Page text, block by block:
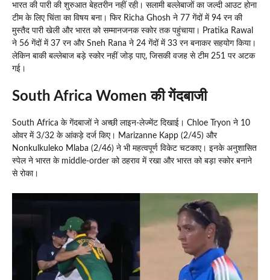
भारत की पारी की शुरुआत बेहतरीन नहीं रही। सलामी बल्लेबाजों का जल्दी आउट होना
टीम के लिए चिंता का विषय बना। फिर Richa Ghosh ने 77 गेंदों में 94 रन की
मुस्तैद पारी खेली और भारत को सम्मानजनक स्कोर तक पहुंचाया। Pratika Rawal
ने 56 गेंदों में 37 रन और Sneh Rana ने 24 गेंदों में 33 रन बनाकर सहयोग किया।
लेकिन बाकी बल्लेबाज बड़े स्कोर नहीं जोड़ पाए, जिसकी वजह से टीम 251 पर अटक
गई।
South Africa Women की गेंदबाजी
South Africa के गेंदबाजों ने अच्छी लाइन-लेज्मेंट दिखाई। Chloe Tryon ने 10
ओवर में 3/32 के आंकड़े दर्ज किए। Marizanne Kapp (2/45) और
Nonkulkuleko Mlaba (2/46) ने भी महत्वपूर्ण विकेट चटकाए। इनके अनुशासित
स्पेल ने भारत के middle-order को ठहराव में रखा और भारत को बड़ा स्कोर बनाने
से रोका।